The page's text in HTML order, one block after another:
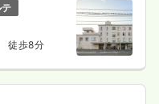
徒歩8分